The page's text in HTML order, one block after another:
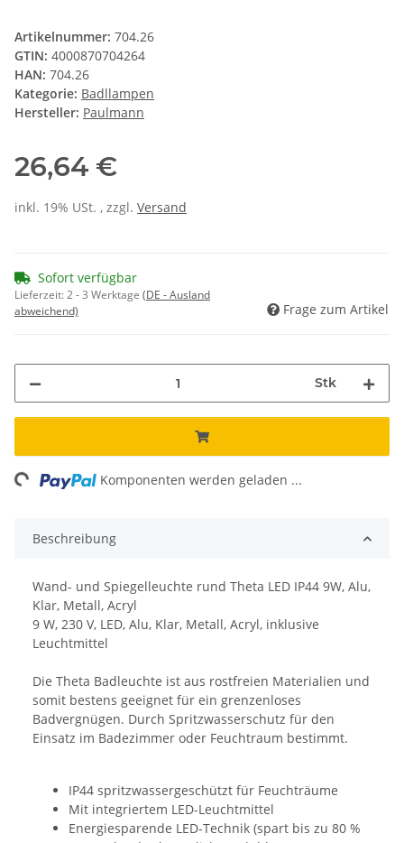
Artikelnummer: 704.26
GTIN: 4000870704264
HAN: 704.26
Kategorie: Badllampen
Hersteller: Paulmann
26,64 €
inkl. 19% USt. , zzgl. Versand
Sofort verfügbar
Lieferzeit:2 - 3 Werktage (DE - Ausland
abweichend)
Frage zum Artikel
Stk
Komponenten werden geladen ...
Beschreibung
Wand- und Spiegelleuchte rund Theta LED IP44 9W, Alu,
Klar, Metall, Acryl
9 W, 230 V, LED, Alu, Klar, Metall, Acryl, inklusive
Leuchtmittel
Die Theta Badleuchte ist aus rostfreien Materialien und
somit bestens geeignet für ein grenzenloses
Badvergnügen. Durch Spritzwasserschutz für den
Einsatz im Badezimmer oder Feuchtraum bestimmt.
IP44 spritzwassergeschützt für Feuchträume
Mit integriertem LED-Leuchtmittel
Energiesparende LED-Technik (spart bis zu 80 %